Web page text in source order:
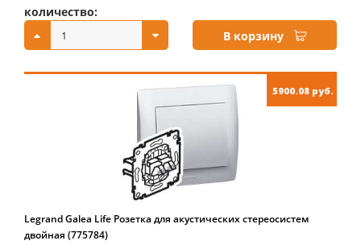
количество:
В корзину
5900.08 руб.
Legrand Galea Life Розетка для акустических стереосистем
двойная (775784)